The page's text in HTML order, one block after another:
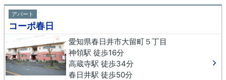
アパート
コーポ春日
愛知県春日井市大留町５丁目
神領駅 徒歩16分
高蔵寺駅 徒歩34分
春日井駅 徒歩50分